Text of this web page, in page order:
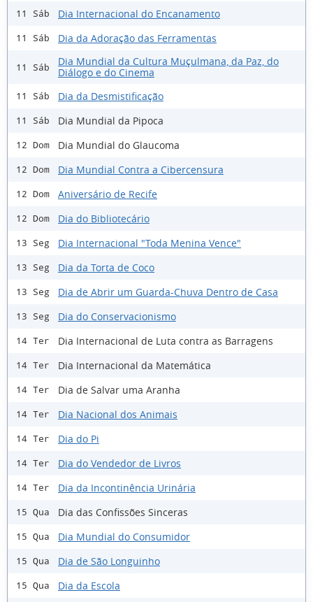
11 Sáb Dia Internacional do Encanamento
11 Sáb Dia da Adoração das Ferramentas
11 Sáb
Dia Mundial da Cultura Muçulmana, da Paz, do
Diálogo e do Cinema
11 Sáb Dia da Desmistificação
11 Sáb Dia Mundial da Pipoca
12 Dom Dia Mundial do Glaucoma
12 Dom Dia Mundial Contra a Cibercensura
12 Dom Aniversário de Recife
12 Dom Dia do Bibliotecário
13 Seg Dia Internacional "Toda Menina Vence"
13 Seg Dia da Torta de Coco
13 Seg Dia de Abrir um Guarda-Chuva Dentro de Casa
13 Seg Dia do Conservacionismo
14 Ter Dia Internacional de Luta contra as Barragens
14 Ter Dia Internacional da Matemática
14 Ter Dia de Salvar uma Aranha
14 Ter Dia Nacional dos Animais
14 Ter Dia do Pi
14 Ter Dia do Vendedor de Livros
14 Ter Dia da Incontinência Urinária
15 Qua Dia das Confissões Sinceras
15 Qua Dia Mundial do Consumidor
15 Qua Dia de São Longuinho
15 Qua Dia da Escola